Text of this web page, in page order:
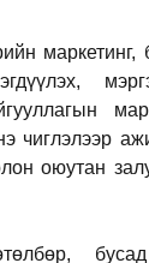
маркетинг,
чиглэлээр
оюутан